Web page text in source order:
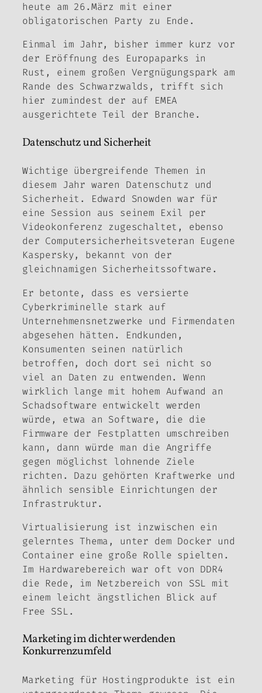
heute am 26.März mit einer
obligatorischen Party zu Ende.
Einmal im Jahr, bisher immer kurz vor
der Eröffnung des Europaparks in
Rust, einem großen Vergnügungspark am
Rande des Schwarzwalds, trifft sich
hier zumindest der auf EMEA
ausgerichtete Teil der Branche.
Datenschutz und Sicherheit
Wichtige übergreifende Themen in
diesem Jahr waren Datenschutz und
Sicherheit. Edward Snowden war für
eine Session aus seinem Exil per
Videokonferenz zugeschaltet, ebenso
der Computersicherheitsveteran Eugene
Kaspersky, bekannt von der
gleichnamigen Sicherheitssoftware.
Er betonte, dass es versierte
Cyberkriminelle stark auf
Unternehmensnetzwerke und Firmendaten
abgesehen hätten. Endkunden,
Konsumenten seinen natürlich
betroffen, doch dort sei nicht so
viel an Daten zu entwenden. Wenn
wirklich lange mit hohem Aufwand an
Schadsoftware entwickelt werden
würde, etwa an Software, die die
Firmware der Festplatten umschreiben
kann, dann würde man die Angriffe
gegen möglichst lohnende Ziele
richten. Dazu gehörten Kraftwerke und
ähnlich sensible Einrichtungen der
Infrastruktur.
Virtualisierung ist inzwischen ein
gelerntes Thema, unter dem Docker und
Container eine große Rolle spielten.
Im Hardwarebereich war oft von DDR4
die Rede, im Netzbereich von SSL mit
einem leicht ängstlichen Blick auf
Free SSL.
Marketing im dichter werdenden
Konkurrenzumfeld
Marketing für Hostingprodukte ist ein